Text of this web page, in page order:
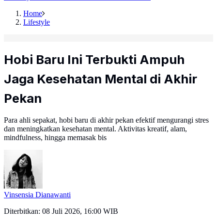
Home
Lifestyle
Hobi Baru Ini Terbukti Ampuh
Jaga Kesehatan Mental di Akhir
Pekan
Para ahli sepakat, hobi baru di akhir pekan efektif mengurangi stres
dan meningkatkan kesehatan mental. Aktivitas kreatif, alam,
mindfulness, hingga memasak bis
Vinsensia Dianawanti
Diterbitkan: 08 Juli 2026, 16:00 WIB